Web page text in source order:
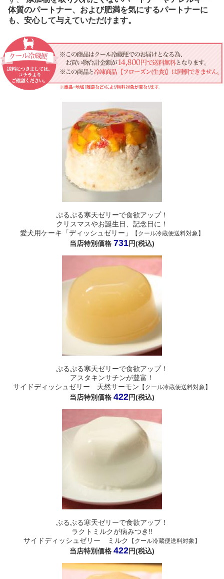
体質のパートナー、および肥満を気にするパートナーに
も、安心して与えていただけます。
ぷるぷる寒天ゼリーで食欲アップ！
クリスマスやお誕生日、記念日に！
愛犬用ケーキ「ディッシュゼリー」
【クール冷蔵便送料対象】
当店特別価格 731円(税込)
ぷるぷる寒天ゼリーで食欲アップ！
アスタキンサチンが豊富！
サイドディッシュゼリー 天然サーモン 【クール冷蔵便送料対象】
当店特別価格 422円(税込)
ぷるぷる寒天ゼリーで食欲アップ！
ラクトミルクが病みつき!!
サイドディッシュゼリー ミルク
【クール冷蔵便送料対象】
当店特別価格 422円(税込)